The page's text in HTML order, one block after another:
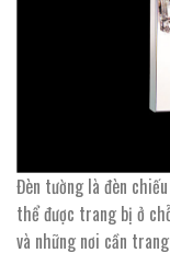
Đèn tường là đèn
thể được trang bị ở
và những nơi cần